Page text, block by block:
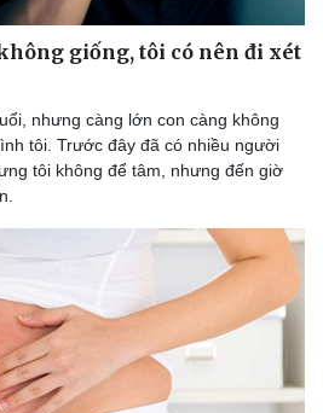
Sao Việt
giống, tôi có nên đi xét
nhưng càng lớn con càng không
tôi. Trước đây đã có nhiều người
tôi không để tâm, nhưng đến giờ